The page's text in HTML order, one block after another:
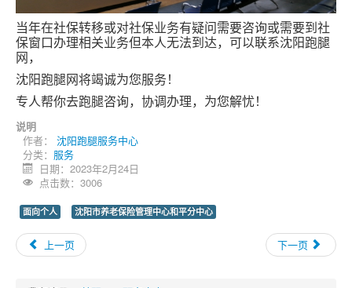
当年在社保转移或对社保业务有疑问需要咨询或需要到社
保窗口办理相关业务但本人无法到达，可以联系沈阳跑腿
网，
沈阳跑腿网将竭诚为您服务！
专人帮你去跑腿咨询，协调办理，为您解忧！
说明
作者： 沈阳跑腿服务中心
分类： 服务
日期：2023年2月24日
点击数：3006
面向个人 沈阳市养老保险管理中心和平分中心
上一页 下一页